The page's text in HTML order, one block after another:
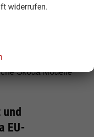
Karoq, Kodiaq
Skoda Modelle
EU-
widerrufen.